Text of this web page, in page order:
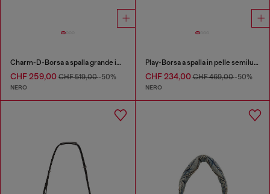
Charm-D-Borsa a spalla grande in nylon trapuntato
CHF 259,00 CHF 519,00-50%
NERO
Play-Borsa a spalla in pelle semilucida
CHF 234,00CHF 469,00-50%
NERO